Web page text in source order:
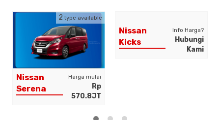
Nissan
Serena
Harga mulai
Rp
570.8JT
2type available
Nissan
Kicks
Info Harga?
Hubungi
Kami